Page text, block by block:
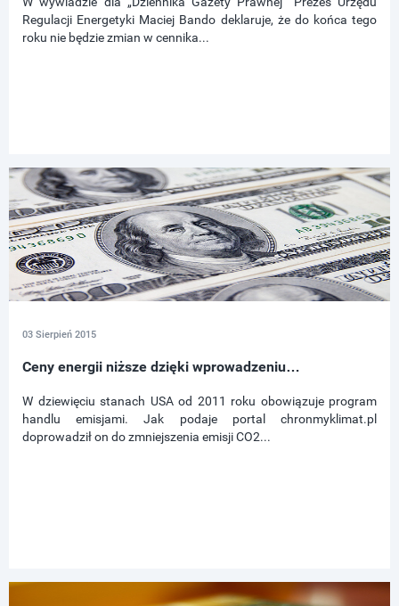
Regulacji Energetyki Maciej Bando deklaruje, że do końca tego
roku nie będzie zmian w cennika...
03 Sierpień 2015
Ceny energii niższe dzięki wprowadzeniu…
W dziewięciu stanach USA od 2011 roku obowiązuje program
handlu emisjami. Jak podaje portal chronmyklimat.pl
doprowadził on do zmniejszenia emisji CO2...